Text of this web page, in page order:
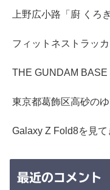
上野広小路「廚 くろぎ
フィットネストラッ
THE GUNDAM BASE
東京都葛飾区高砂の
Galaxy Z Fold8を見て
最近のコメント